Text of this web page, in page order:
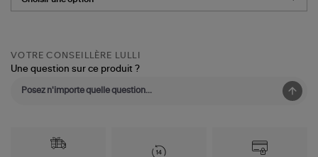
VOTRE CONSEILLÈRE LULLI
Une question sur ce produit ?